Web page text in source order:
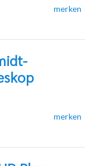
merken
merken